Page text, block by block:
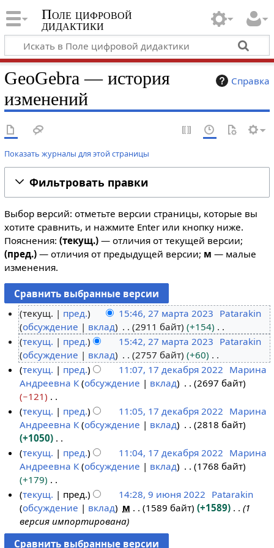
Поле цифровой
дидактики
Справка
GeoGebra — история
изменений
Показать журналы для этой страницы
Фильтровать правки
Выбор версий: отметьте версии страницы, которые вы
хотите сравнить, и нажмите Enter или кнопку ниже.
Пояснения: (текущ.)— отличия от текущей версии;
(пред.)— отличия от предыдущей версии; м — малые
изменения.
7
а
а
2
текущ. пред. 15:46, 27 марта 2023 Patarakin
обсуждение
вклад 2911 байт
+154
Н
е
т
о
п
и
с
а
н
и
я
п
р
а
в
к
текущ. пред. 15:42, 27 марта 2023 Patarakin
обсуждение
вклад 2757 байт
+60
Н
е
т
о
п
и
с
а
н
и
я
п
а
д
а
я
текущ. пред. 11:07, 17 декабря 2022 Марина
Андреевна К обсуждение вклад
2697 байт
−121
Н
е
т
о
п
и
с
а
н
и
я
текущ. пред. 11:05, 17 декабря 2022 Марина
Андреевна К обсуждение вклад
2818 байт
+1050
Н
е
т
о
п
и
с
а
текущ. пред. 11:04, 17 декабря 2022 Марина
Андреевна К обсуждение вклад
1768 байт
+179
Н
е
т
о
ю
текущ. пред. 14:28, 9 июня 2022 Patarakin
обсуждение
вклад м 1589 байт +1589
1
версия импортирована